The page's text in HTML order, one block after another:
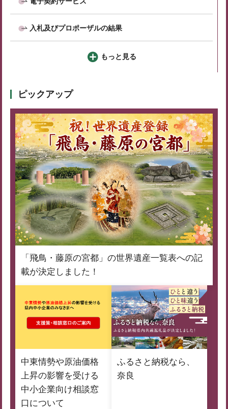
入札及びプロポーザルの結果
もっと見る
ピックアップ
「飛鳥・藤原の宮都」の世界遺産一覧表への記
載が決定しました！
中東情勢や原油価格
上昇の影響を受ける
中小企業向け相談窓
口について
ふるさと納税なら、
奈良